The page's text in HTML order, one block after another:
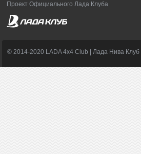
Проект Официального Лада Клуба
© 2014-2020 LADA 4x4 Club | Лада Нива Клуб |